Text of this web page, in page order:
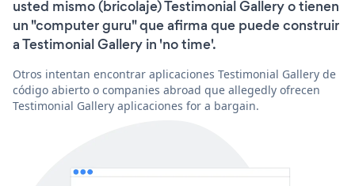
usted mismo (bricolaje) Testimonial Gallery o tienen
un "computer guru" que afirma que puede construir
a Testimonial Gallery in 'no time'.
Otros intentan encontrar aplicaciones Testimonial Gallery de
código abierto o companies abroad que allegedly ofrecen
Testimonial Gallery aplicaciones for a bargain.